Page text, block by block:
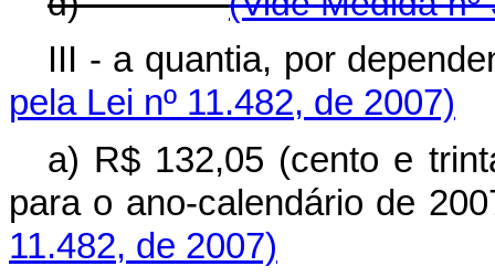
III - a quantia, por
pela Lei nº 11.482, de 2007)
a) R$ 132,05 (cento e
para o ano-
11.482, de 2007)